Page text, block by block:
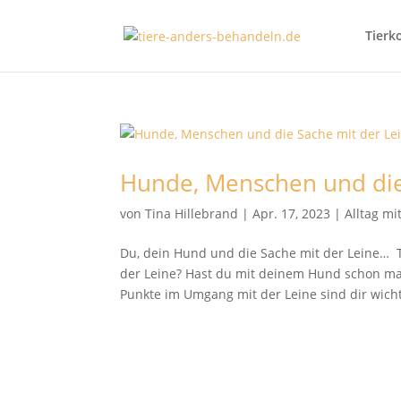
Hunde, Menschen und
vonTina Hillebrand |Apr. 17, 2023 |Alltag
Du, dein Hund und die Sache mit der
der Leine? Hast du mit deinem Hund schon
Punkte im Umgang mit der Leine sind dir